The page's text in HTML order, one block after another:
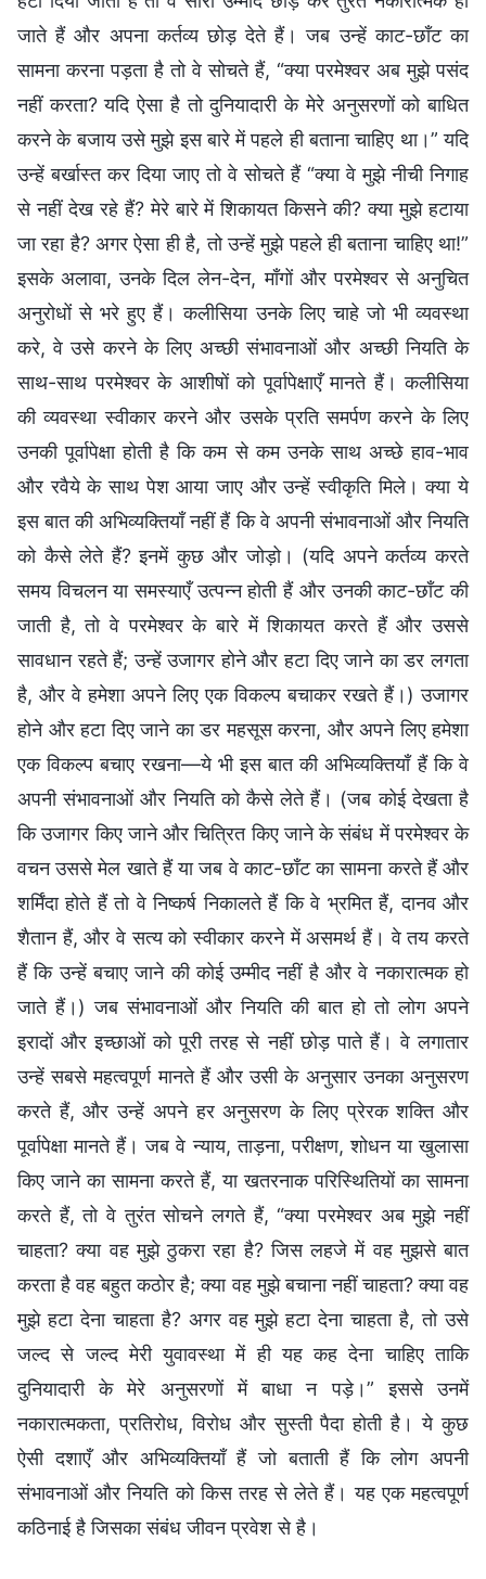
जाते हैं और अपना कर्तव्य छोड़ देते हैं। जब उन्हें काट-छाँट का
सामना करना पड़ता है तो वे सोचते हैं, “क्या परमेश्वर अब मुझे पसंद
नहीं करता? यदि ऐसा है तो दुनियादारी के मेरे अनुसरणों को बाधित
करने के बजाय उसे मुझे इस बारे में पहले ही बताना चाहिए था।” यदि
उन्हें बर्खास्त कर दिया जाए तो वे सोचते हैं “क्या वे मुझे नीची निगाह
से नहीं देख रहे हैं? मेरे बारे में शिकायत किसने की? क्या मुझे हटाया
जा रहा है? अगर ऐसा ही है, तो उन्हें मुझे पहले ही बताना चाहिए था!”
इसके अलावा, उनके दिल लेन-देन, माँगों और परमेश्वर से अनुचित
अनुरोधों से भरे हुए हैं। कलीसिया उनके लिए चाहे जो भी व्यवस्था
करे, वे उसे करने के लिए अच्छी संभावनाओं और अच्छी नियति के
साथ-साथ परमेश्वर के आशीषों को पूर्वापेक्षाएँ मानते हैं। कलीसिया
की व्यवस्था स्वीकार करने और उसके प्रति समर्पण करने के लिए
उनकी पूर्वापेक्षा होती है कि कम से कम उनके साथ अच्छे हाव-भाव
और रवैये के साथ पेश आया जाए और उन्हें स्वीकृति मिले। क्या ये
इस बात की अभिव्यक्तियाँ नहीं हैं कि वे अपनी संभावनाओं और नियति
को कैसे लेते हैं? इनमें कुछ और जोड़ो। (यदि अपने कर्तव्य करते
समय विचलन या समस्याएँ उत्पन्न होती हैं और उनकी काट-छाँट की
जाती है, तो वे परमेश्वर के बारे में शिकायत करते हैं और उससे
सावधान रहते हैं; उन्हें उजागर होने और हटा दिए जाने का डर लगता
है, और वे हमेशा अपने लिए एक विकल्प बचाकर रखते हैं।) उजागर
होने और हटा दिए जाने का डर महसूस करना, और अपने लिए हमेशा
एक विकल्प बचाए रखना—ये भी इस बात की अभिव्यक्तियाँ हैं कि वे
अपनी संभावनाओं और नियति को कैसे लेते हैं। (जब कोई देखता है
कि उजागर किए जाने और चित्रित किए जाने के संबंध में परमेश्वर के
वचन उससे मेल खाते हैं या जब वे काट-छाँट का सामना करते हैं और
शर्मिंदा होते हैं तो वे निष्कर्ष निकालते हैं कि वे भ्रमित हैं, दानव और
शैतान हैं, और वे सत्य को स्वीकार करने में असमर्थ हैं। वे तय करते
हैं कि उन्हें बचाए जाने की कोई उम्मीद नहीं है और वे नकारात्मक हो
जाते हैं।) जब संभावनाओं और नियति की बात हो तो लोग अपने
इरादों और इच्छाओं को पूरी तरह से नहीं छोड़ पाते हैं। वे लगातार
उन्हें सबसे महत्वपूर्ण मानते हैं और उसी के अनुसार उनका अनुसरण
करते हैं, और उन्हें अपने हर अनुसरण के लिए प्रेरक शक्ति और
पूर्वापेक्षा मानते हैं। जब वे न्याय, ताड़ना, परीक्षण, शोधन या खुलासा
किए जाने का सामना करते हैं, या खतरनाक परिस्थितियों का सामना
करते हैं, तो वे तुरंत सोचने लगते हैं, “क्या परमेश्वर अब मुझे नहीं
चाहता? क्या वह मुझे ठुकरा रहा है? जिस लहजे में वह मुझसे बात
करता है वह बहुत कठोर है; क्या वह मुझे बचाना नहीं चाहता? क्या वह
मुझे हटा देना चाहता है? अगर वह मुझे हटा देना चाहता है, तो उसे
जल्द से जल्द मेरी युवावस्था में ही यह कह देना चाहिए ताकि
दुनियादारी के मेरे अनुसरणों में बाधा न पड़े।” इससे उनमें
नकारात्मकता, प्रतिरोध, विरोध और सुस्ती पैदा होती है। ये कुछ
ऐसी दशाएँ और अभिव्यक्तियाँ हैं जो बताती हैं कि लोग अपनी
संभावनाओं और नियति को किस तरह से लेते हैं। यह एक महत्वपूर्ण
कठिनाई है जिसका संबंध जीवन प्रवेश से है।